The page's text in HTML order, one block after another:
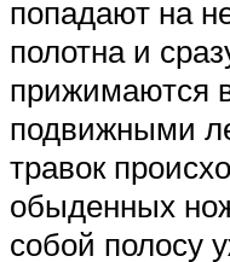
попадают на
полотна и
прижимаются
подвижными
травок
обыденных
собой полосу